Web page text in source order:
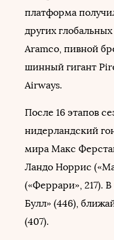
платформа
других
Aramco, пивной
шинный гигант
Airways.
После 16 этапов
нидерландский
мира Макс
Ландо Норрис
(«Феррари», 217).
Булл» (446),
(407).